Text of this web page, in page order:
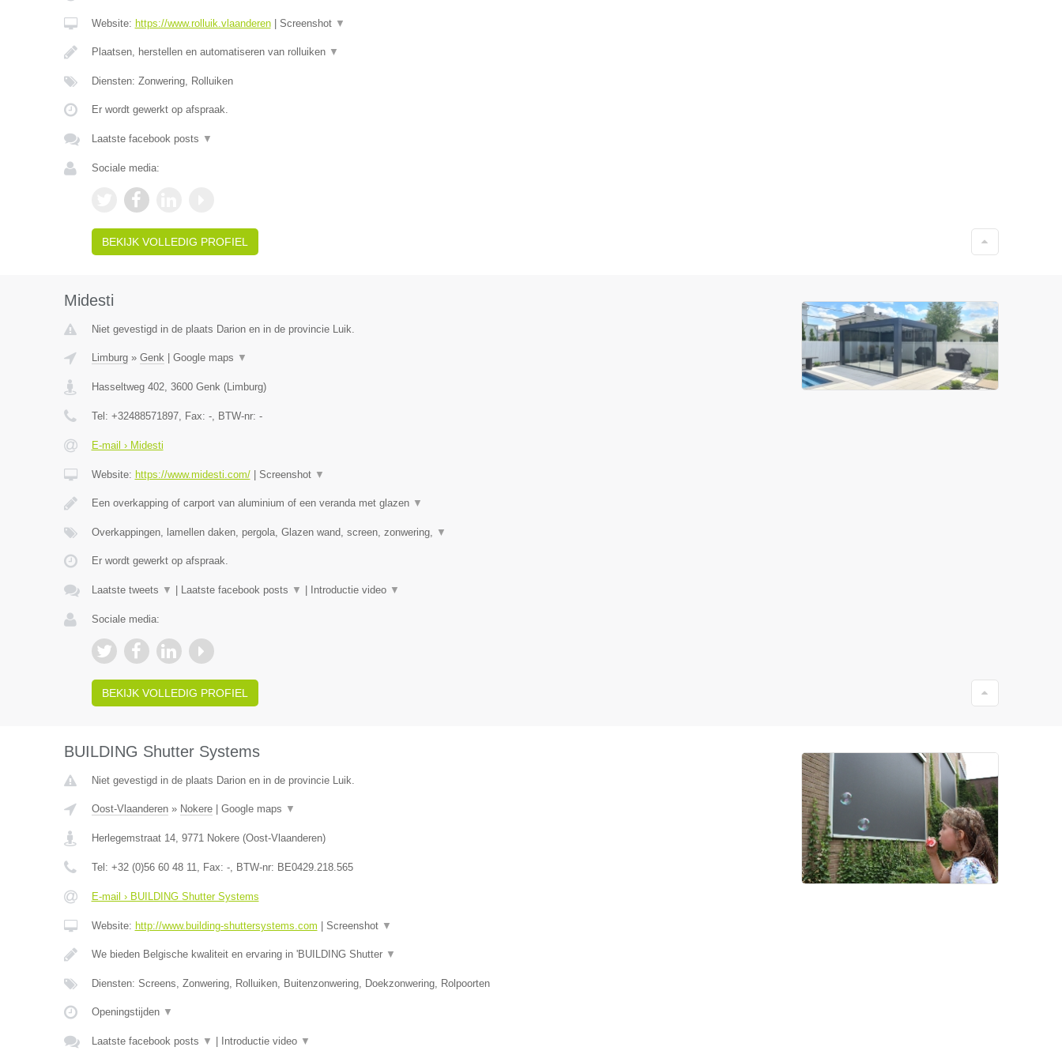
Website: https://www.rolluik.vlaanderen| Screenshot ▼
Plaatsen, herstellen en automatiseren van rolluiken ▼
Diensten: Zonwering, Rolluiken
Er wordt gewerkt op afspraak.
Laatste facebook posts ▼
Sociale media:
BEKIJK VOLLEDIG PROFIEL
Midesti
Niet gevestigd in de plaats Darion en in de provincie Luik.
Limburg» Genk| Google maps ▼
Hasseltweg 402, 3600 Genk(Limburg)
Tel: +32488571897, Fax: -, BTW-nr: -
E-mail › Midesti
Website: https://www.midesti.com/| Screenshot ▼
Een overkapping of carport van aluminium of een veranda met glazen ▼
Overkappingen, lamellen daken, pergola, Glazen wand, screen, zonwering, ▼
Er wordt gewerkt op afspraak.
Laatste tweets ▼ Laatste facebook posts ▼ Introductie video ▼
Sociale media:
BEKIJK VOLLEDIG PROFIEL
BUILDING Shutter Systems
Niet gevestigd in de plaats Darion en in de provincie Luik.
Oost-Vlaanderen» Nokere| Google maps ▼
Herlegemstraat 14, 9771 Nokere(Oost-Vlaanderen)
Tel: +32 (0)56 60 48 11, Fax: -, BTW-nr: BE0429.218.565
E-mail › BUILDING Shutter Systems
Website: http://www.building-shuttersystems.com Screenshot ▼
We bieden Belgische kwaliteit en ervaring in 'BUILDING Shutter ▼
Diensten: Screens, Zonwering, Rolluiken, Buitenzonwering, Doekzonwering, Rolpoorten
Openingstijden ▼
Laatste facebook posts ▼ Introductie video ▼